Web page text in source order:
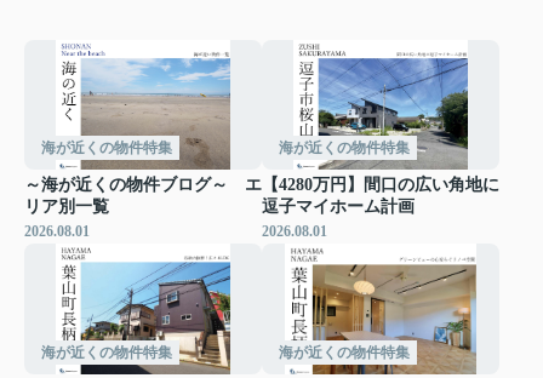
海が近くの物件特集
～海が近くの物件ブログ～ エ
リア別一覧
2026.08.01
海が近くの物件特集
【4280万円】間口の広い角地に
逗子マイホーム計画
2026.08.01
海が近くの物件特集 海が近くの物件特集